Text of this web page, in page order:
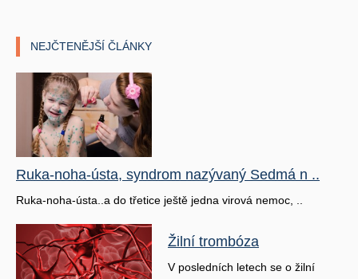
NEJČTENĚJŠÍ ČLÁNKY
Ruka-noha-ústa, syndrom nazývaný Sedmá n ..
Ruka-noha-ústa..a do třetice ještě jedna virová nemoc, ..
Žilní trombóza
V posledních letech se o žilní